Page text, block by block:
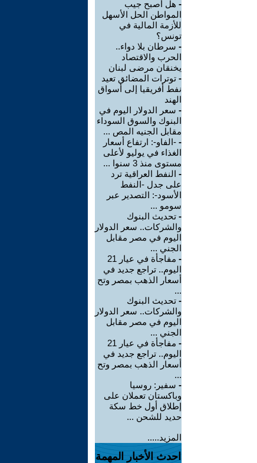
- هل أصبح جيب
المواطن الحل الأسهل
للأزمة المالية في
تونس؟
- سرطان بلا دواء..
الحرب والاقتصاد
يخنقان مرضى لبنان
- توترات المضائق تعيد
نفط أفريقيا إلى أسواق
الهند
- سعر الدولار اليوم في
البنوك والسوق السوداء
مقابل الجنيه المص ...
- -الفاو-: ارتفاع أسعار
الغذاء في يوليو لأعلى
مستوى منذ 3 سنوا ...
- النفط العراقية ترد
على جدل -النفط
الأسود-: التصدير عبر
سومو ...
- تحديث البنوك
والشركات.. سعر الدولار
اليوم في مصر مقابل
الجني ...
-
مفاجأة في عيار 21
اليوم.. تراجع جديد في
أسعار الذهب بمصر وتح
...
- تحديث البنوك
والشركات.. سعر الدولار
اليوم في مصر مقابل
الجني ...
-
مفاجأة في عيار 21
اليوم.. تراجع جديد في
أسعار الذهب بمصر وتح
...
- سفير: روسيا
وباكستان تعملان على
إطلاق أول خط سكة
حديد للشحن ...
المزيد.....
احدث الأخبار المهمة